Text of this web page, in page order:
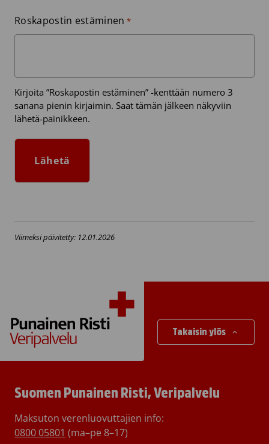
Roskapostin estäminen *
Kirjoita ”Roskapostin estäminen” -kenttään numero 3
sanana pienin kirjaimin. Saat tämän jälkeen näkyviin
lähetä-painikkeen.
Viimeksi päivitetty: 12.01.2026
Takaisin ylös
Suomen Punainen Risti, Veripalvelu
Maksuton verenluovuttajien info:
0800 05801 (ma–pe 8–17)